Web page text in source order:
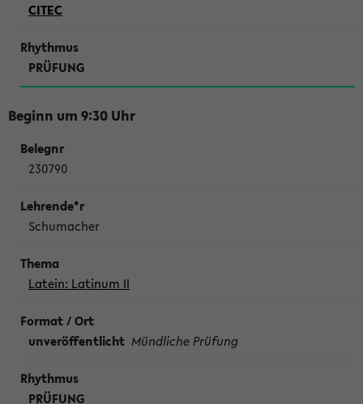
CITEC
PRÜFUNG
Beginn um 9:30 Uhr
230790
Schumacher
Latein: Latinum II
unveröffentlicht Mündliche Prüfung
PRÜFUNG